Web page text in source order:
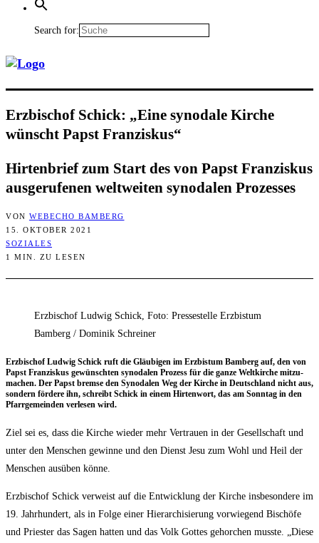
Search for:
Erz­bi­schof Schick: „Eine syn­oda­le Kir­che
wünscht Papst Franziskus“
Hir­ten­brief zum Start des von Papst Fran­zis­kus
aus­ge­ru­fe­nen welt­wei­ten syn­oda­len Prozesses
VON WEBECHO BAMBERG
15. OKTOBER 2021
SOZIALES
1 MIN. ZU LESEN
Erzbischof Ludwig Schick, Foto: Pressestelle Erzbistum
Bamberg / Dominik Schreiner
Erz­bi­schof Lud­wig Schick ruft die Gläu­bi­gen im Erz­bis­tum Bam­berg auf, den von
Papst Fran­zis­kus gewünsch­ten syn­oda­len Pro­zess für die gan­ze Welt­kir­che mit­zu­
ma­chen. Der Papst brem­se den Syn­oda­len Weg der Kir­che in Deutsch­land nicht aus,
son­dern för­de­re ihn, schreibt Schick in einem Hir­ten­wort, das am Sonn­tag in den
Pfarr­ge­mein­den ver­le­sen wird.
Ziel sei es, dass die Kir­che wie­der mehr Ver­trau­en in der Gesell­schaft und
unter den Men­schen gewin­ne und den Dienst Jesu zum Wohl und Heil der
Men­schen aus­üben könne.
Erz­bi­schof Schick ver­weist auf die Ent­wick­lung der Kir­che ins­be­son­de­re im
19. Jahr­hun­dert, als in Fol­ge einer Hier­ar­chi­sie­rung vor­wie­gend Bischö­fe
und Pries­ter das Sagen hat­ten und das Volk Got­tes gehor­chen muss­te. „Die­se